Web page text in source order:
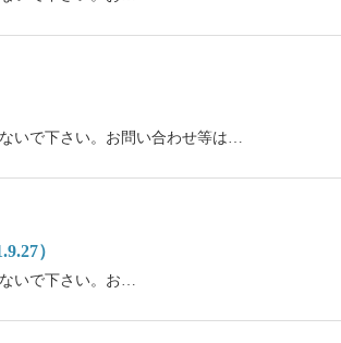
いで下さい。お問い合わせ等は…
）
ないで下さい。お…